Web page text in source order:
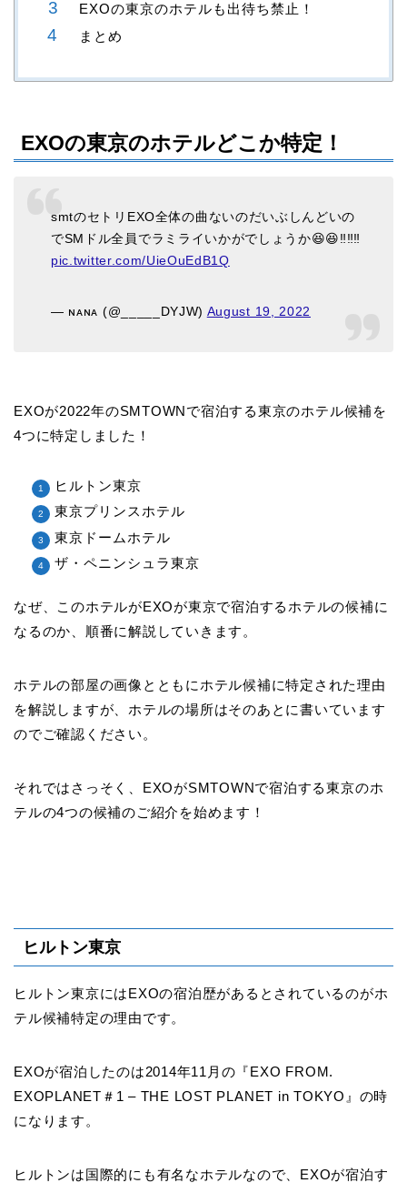
EXOの東京のホテルも出待ち禁止！
まとめ
EXOの東京のホテルどこか特定！
smtのセトリEXO全体の曲ないのだいぶしんどいの
でSMドル全員でラミライいかがでしょうか😆😆‼️‼️‼️
pic.twitter.com/UieOuEdB1Q
— ɴᴀɴᴀ (@_____DYJW) August 19, 2022
EXOが2022年のSMTOWNで宿泊する東京のホテル候補を
4つに特定しました！
ヒルトン東京
東京プリンスホテル
東京ドームホテル
ザ・ペニンシュラ東京
なぜ、このホテルがEXOが東京で宿泊するホテルの候補に
なるのか、順番に解説していきます。
ホテルの部屋の画像とともにホテル候補に特定された理由
を解説しますが、ホテルの場所はそのあとに書いています
のでご確認ください。
それではさっそく、EXOがSMTOWNで宿泊する東京のホ
テルの4つの候補のご紹介を始めます！
ヒルトン東京
ヒルトン東京にはEXOの宿泊歴があるとされているのがホ
テル候補特定の理由です。
EXOが宿泊したのは2014年11月の『EXO FROM.
EXOPLANET＃1 – THE LOST PLANET in TOKYO』の時
になります。
ヒルトンは国際的にも有名なホテルなので、EXOが宿泊す